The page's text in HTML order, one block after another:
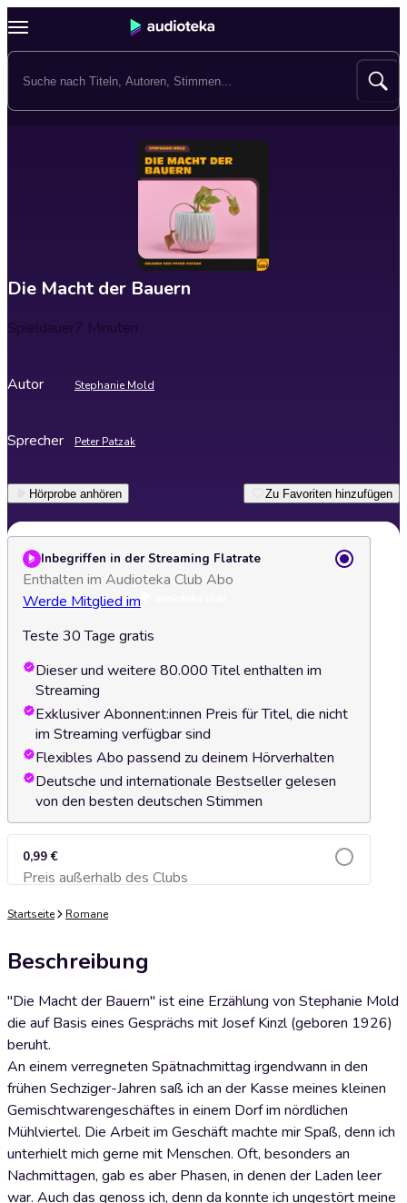
Die Macht der Bauern
Spieldauer7 Minuten
Autor Stephanie Mold
Sprecher Peter Patzak
Hörprobe anhören Zu Favoriten hinzufügen
Inbegriffen in der Streaming Flatrate
Enthalten im Audioteka Club Abo
Werde Mitglied im
Teste 30 Tage gratis
Dieser und weitere 80.000 Titel enthalten im
Streaming
Exklusiver Abonnent:innen Preis für Titel, die nicht
im Streaming verfügbar sind
Flexibles Abo passend zu deinem Hörverhalten
Deutsche und internationale Bestseller gelesen
von den besten deutschen Stimmen
0,99 €
Preis außerhalb des ClubsZum Warenkorb hinzufügen
Startseite Romane
Beschreibung
"Die Macht der Bauern" ist eine Erzählung von Stephanie Mold
die auf Basis eines Gesprächs mit Josef Kinzl (geboren 1926)
beruht.
An einem verregneten Spätnachmittag irgendwann in den
frühen Sechziger-Jahren saß ich an der Kasse meines kleinen
Gemischtwarengeschäftes in einem Dorf im nördlichen
Mühlviertel. Die Arbeit im Geschäft machte mir Spaß, denn ich
unterhielt mich gerne mit Menschen. Oft, besonders an
Nachmittagen, gab es aber Phasen, in denen der Laden leer
war. Auch das genoss ich, denn da konnte ich ungestört meine